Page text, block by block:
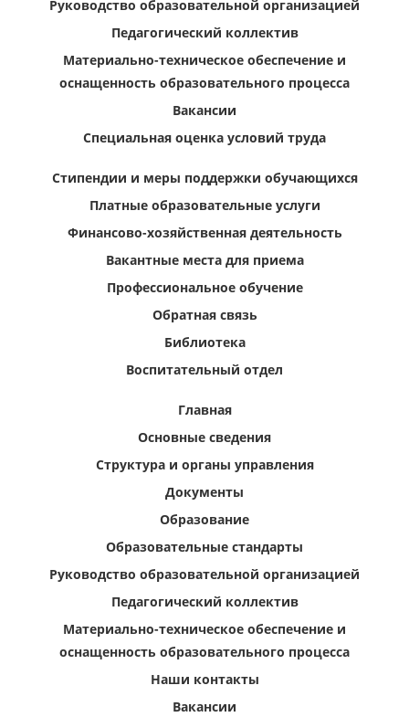
Руководство образовательной организацией
Педагогический коллектив
Материально-техническое обеспечение и
оснащенность образовательного процесса
Вакансии
Специальная оценка условий труда
Стипендии и меры поддержки обучающихся
Платные образовательные услуги
Финансово-хозяйственная деятельность
Вакантные места для приема
Профессиональное обучение
Обратная связь
Библиотека
Воспитательный отдел
Главная
Основные сведения
Структура и органы управления
Документы
Образование
Образовательные стандарты
Руководство образовательной организацией
Педагогический коллектив
Материально-техническое обеспечение и
оснащенность образовательного процесса
Наши контакты
Вакансии